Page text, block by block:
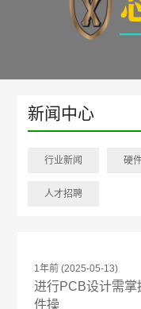
新闻中心
行业新闻 硬
人才招聘
1年前(2025-05-13)
进行PCB设计需掌
件操